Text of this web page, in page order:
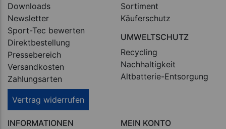
Downloads
Newsletter
Sport-Tec bewerten
Direktbestellung
Pressebereich
Versandkosten
Zahlungsarten
Vertrag widerrufen
Sortiment
Käuferschutz
UMWELTSCHUTZ
Recycling
Nachhaltigkeit
Altbatterie-Entsorgung
INFORMATIONEN
MEIN KONTO